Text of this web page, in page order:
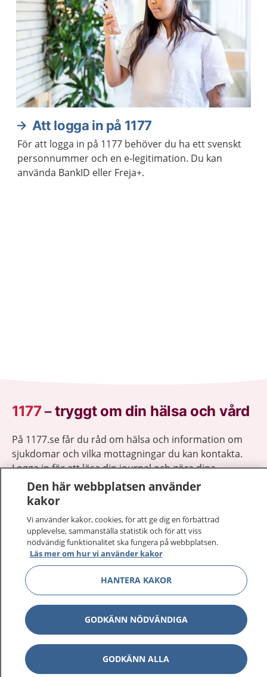
Att logga in på 1177
För att logga in på 1177 behöver du ha ett svenskt
personnummer och en e-legitimation. Du kan
använda BankID eller Freja+.
1177–tryggt om din hälsa och vård
På 1177.se får du råd om hälsa och information om
sjukdomar och vilka mottagningar du kan kontakta.
Logga in för att läsa din journal och göra dina
vårdärenden. Ring telefonnummer 1177 för
sjukvårdsrådgivning dygnet runt.
1177 på flera språk Visa
Om 1177 Visa
Kontakt Visa
Den här webbplatsen använder
kakor
Vi använder kakor, cookies, för att ge dig en förbättrad
upplevelse, sammanställa statistik och för att viss
nödvändig funktionalitet ska fungera på webbplatsen.
Läs mer om hur vi använder kakor
HANTERA KAKOR
GODKÄNN NÖDVÄNDIGA
GODKÄNN ALLA